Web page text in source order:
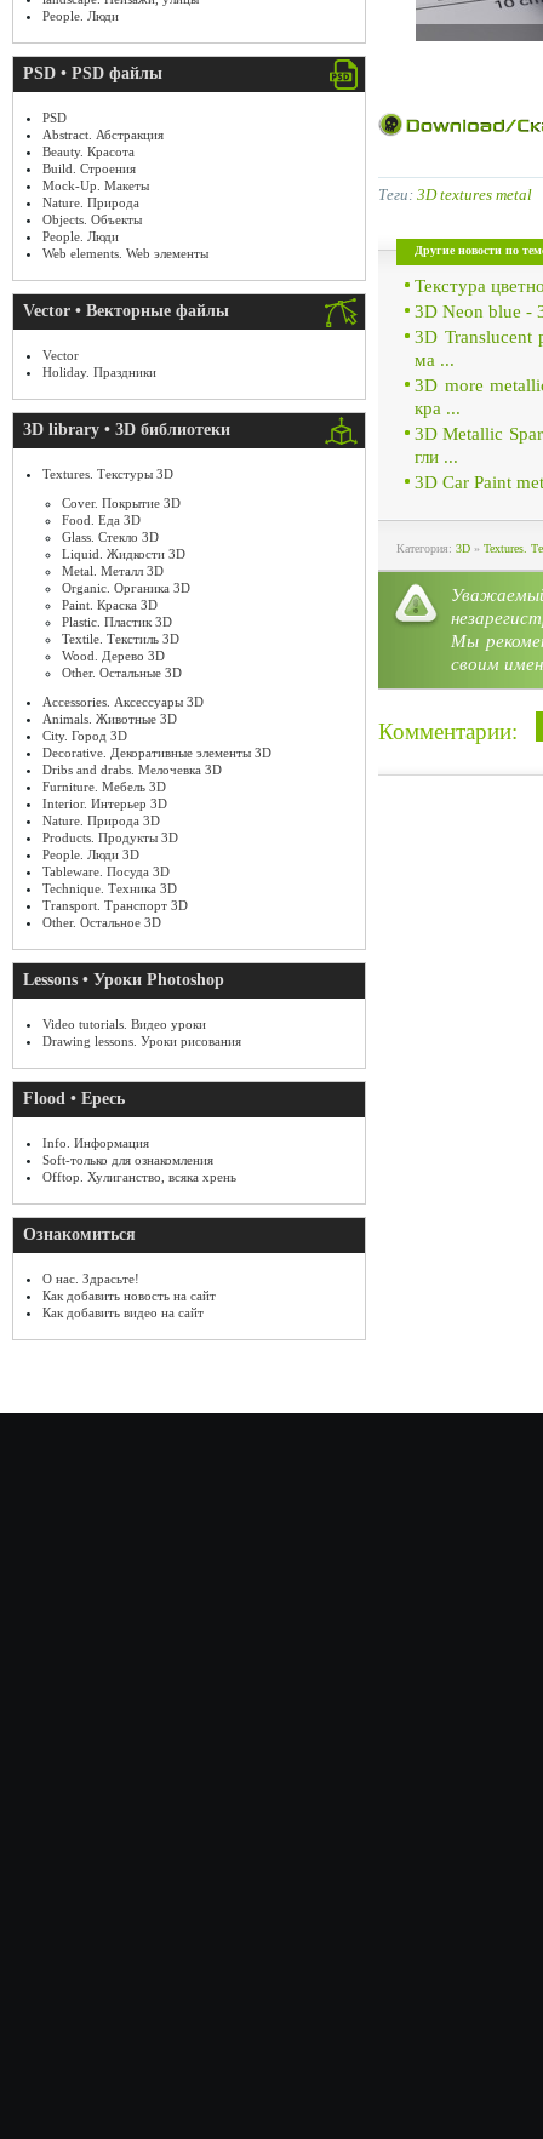
People. Люди
PSD • PSD файлы
PSD
Abstract. Абстракция
Beauty. Красота
Build. Строения
Mock-Up. Макеты
Nature. Природа
Objects. Объекты
People. Люди
Web elements. Web элементы
Vector • Векторные файлы
Vector
Holiday. Праздники
3D library • 3D библиотеки
Textures. Текстуры 3D
Cover. Покрытие 3D
Food. Еда 3D
Glass. Стекло 3D
Liquid. Жидкости 3D
Metal. Металл 3D
Organic. Органика 3D
Paint. Краска 3D
Plastic. Пластик 3D
Textile. Текстиль 3D
Wood. Дерево 3D
Other. Остальные 3D
Accessories. Аксессуары 3D
Animals. Животные 3D
City. Город 3D
Decorative. Декоративные элементы 3D
Dribs and drabs. Мелочевка 3D
Furniture. Мебель 3D
Interior. Интерьер 3D
Nature. Природа 3D
Products. Продукты 3D
People. Люди 3D
Tableware. Посуда 3D
Technique. Техника 3D
Transport. Транспорт 3D
Other. Остальное 3D
Lessons • Уроки Photoshop
Video tutorials. Видео уроки
Drawing lessons. Уроки рисования
Flood • Ересь
Info. Информация
Soft-только для ознакомления
Offtop. Хулиганство, всяка хрень
Ознакомиться
О нас. Здрасьте!
Как добавить новость на сайт
Как добавить видео на сайт
Теги: 3D textures metal
Другие новости по
Текстура
3D Neon blue -
3D Translucent
ма ...
3D more
кра ...
3D Metallic
гли ...
3D Car Paint
Категория: 3D » Textures.
Мы
своим
Комментарии: